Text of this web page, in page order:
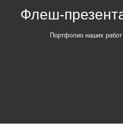
Флеш-
Портфолио наших работ